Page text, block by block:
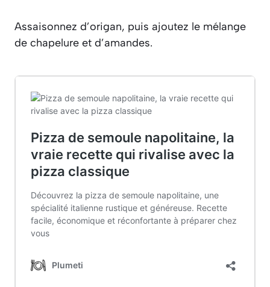
Assaisonnez d’origan, puis ajoutez le mélange
de chapelure et d’amandes.